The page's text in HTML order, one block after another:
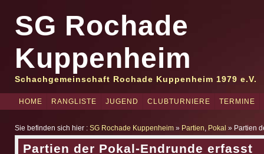
SG Rochade
Kuppenheim
Schachgemeinschaft Rochade Kuppenheim 1979 e.V.
HOME RANGLISTE JUGEND CLUBTURNIERE TERMINE
Sie befinden sich hier : SG Rochade Kuppenheim» Partien, Pokal » Partien
Partien der Pokal-Endrunde erfasst